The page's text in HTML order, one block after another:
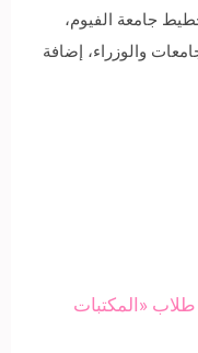
جامعة الفيوم،
والوزراء، إضافة
«المكتبات